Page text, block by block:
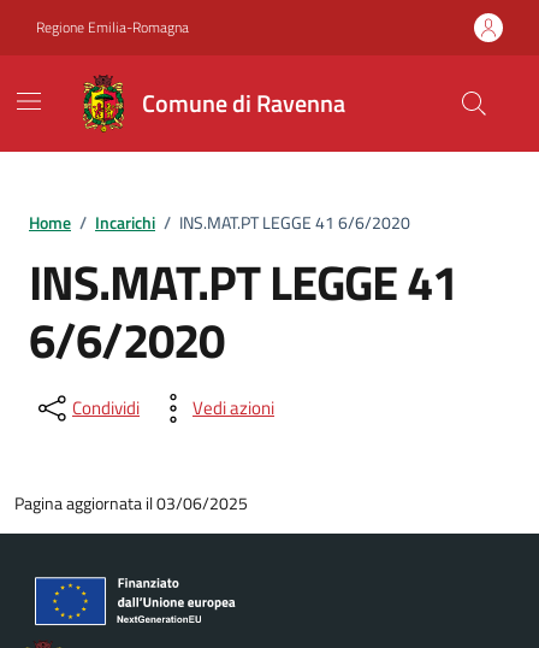
Regione Emilia-Romagna
Comune di Ravenna
Home / Incarichi / INS.MAT.PT LEGGE 41 6/6/2020
INS.MAT.PT LEGGE 41
6/6/2020
Condividi Vedi azioni
Pagina aggiornata il 03/06/2025